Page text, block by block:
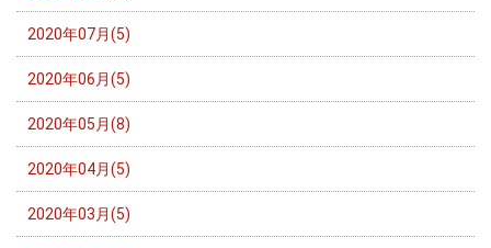
2020年07月(5)
2020年06月(5)
2020年05月(8)
2020年04月(5)
2020年03月(5)